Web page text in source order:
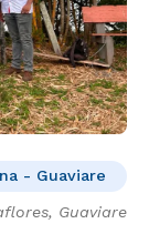
- Guaviare
Guaviare